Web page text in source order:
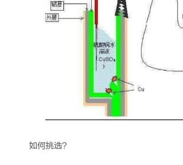
如何挑选？